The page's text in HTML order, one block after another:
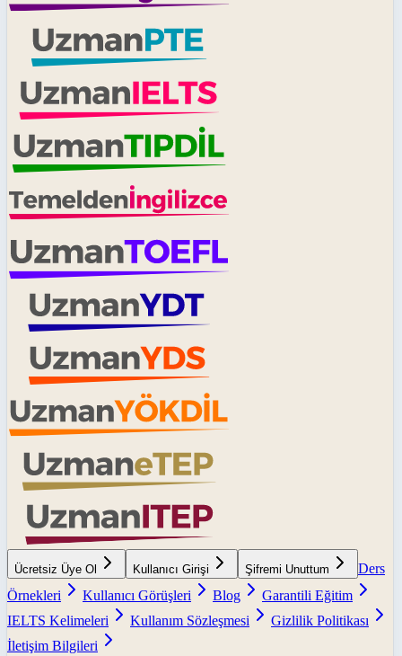
Ücretsiz Üye Ol Kullanıcı Girişi Şifremi Unuttum
Ders
Örnekleri
Kullanıcı Görüşleri Blog
Garantili Eğitim
IELTS Kelimeleri
Kullanım Sözleşmesi
Gizlilik Politikası
İletişim Bilgileri